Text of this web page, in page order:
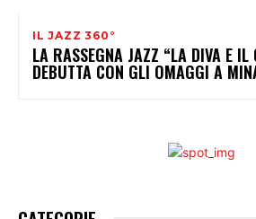
IL JAZZ 360°
LA RASSEGNA JAZZ “LA DIVA E IL
DEBUTTA CON GLI OMAGGI A